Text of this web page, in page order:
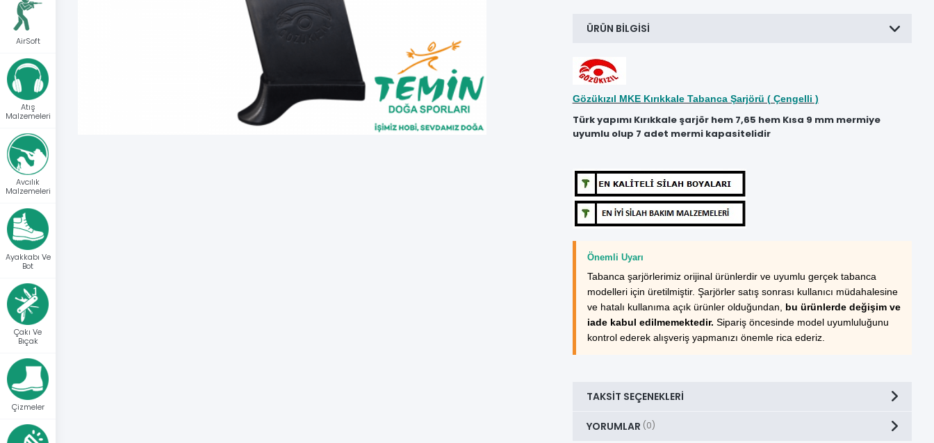
AirSoft
Atış
Malzemeleri
Avcılık
Malzemeleri
Ayakkabı Ve
Bot
Çakı Ve
Bıçak
Çizmeler
ÜRÜN BILGISI
Gözükızıl MKE Kırıkkale Tabanca Şarjörü ( Çengelli )
Türk yapımı Kırıkkale şarjör hem 7,65 hem Kısa 9 mm mermiye
uyumlu olup 7 adet mermi kapasitelidir
Önemli Uyarı
Tabanca şarjörlerimiz orijinal ürünlerdir ve uyumlu gerçek tabanca
modelleri için üretilmiştir. Şarjörler satış sonrası kullanıcı müdahalesine
ve hatalı kullanıma açık ürünler olduğundan, bu ürünlerde değişim ve
iade kabul edilmemektedir. Sipariş öncesinde model uyumluluğunu
kontrol ederek alışveriş yapmanızı önemle rica ederiz.
TAKSIT SEÇENEKLERI
YORUMLAR (0)